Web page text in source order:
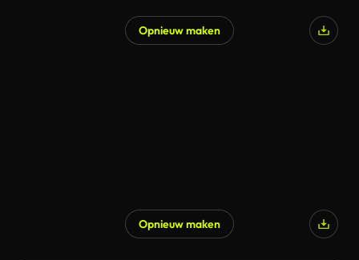
Opnieuw maken
Opnieuw maken